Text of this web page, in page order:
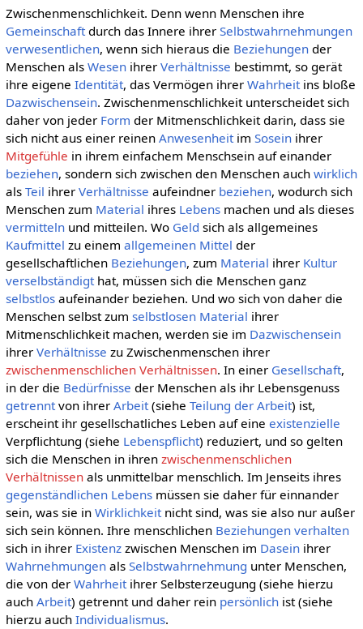
Zwischenmenschlichkeit. Denn wenn Menschen ihre
Gemeinschaftdurch das Innere ihrer Selbstwahrnehmungen
verwesentlichen, wenn sich hieraus die Beziehungender
Menschen als Wesenihrer Verhältnisse bestimmt, so gerät
ihre eigene Identität, das Vermögen ihrer Wahrheitins bloße
Dazwischensein. Zwischenmenschlichkeit unterscheidet sich
daher von jeder Form der Mitmenschlichkeit darin, dass sie
sich nicht aus einer reinen Anwesenheitim Soseinihrer
Mitgefühle in ihrem einfachem Menschsein auf einander
beziehen, sondern sich zwischen den Menschen auch wirklich
als Teil ihrer Verhältnisse aufeindner beziehen, wodurch sich
Menschen zum Material ihres Lebensmachen und als dieses
vermittelnund mitteilen. Wo Geld sich als allgemeines
Kaufmittel zu einem allgemeinen Mittel der
gesellschaftlichen Beziehungen, zum Material ihrer Kultur
verselbständigthat, müssen sich die Menschen ganz
selbstlosaufeinander beziehen. Und wo sich von daher die
Menschen selbst zum selbstlosen Material ihrer
Mitmenschlichkeit machen, werden sie im Dazwischensein
ihrer Verhältnisse zu Zwischenmenschen ihrer
zwischenmenschlichen Verhältnissen. In einer Gesellschaft,
in der die Bedürfnisse der Menschen als ihr Lebensgenuss
getrenntvon ihrer Arbeit(siehe Teilung der Arbeit) ist,
erscheint ihr gesellschatliches Leben auf eine existenzielle
Verpflichtung (siehe Lebenspflicht) reduziert, und so gelten
sich die Menschen in ihren zwischenmenschlichen
Verhältnissenals unmittelbar menschlich. Im Jenseits ihres
gegenständlichen Lebensmüssen sie daher für einnander
sein, was sie in Wirklichkeitnicht sind, was sie also nur außer
sich sein können. Ihre menschlichen Beziehungen verhalten
sich in ihrer Existenzzwischen Menschen im Daseinihrer
Wahrnehmungenals Selbstwahrnehmung unter Menschen,
die von der Wahrheitihrer Selbsterzeugung (siehe hierzu
auch Arbeit) getrennt und daher rein persönlichist (siehe
hierzu auch Individualismus.